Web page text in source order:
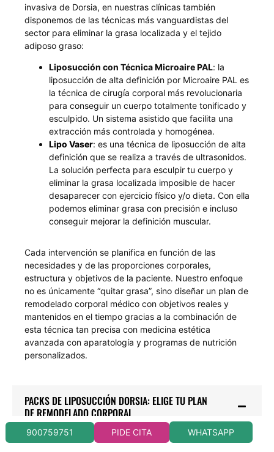
invasiva de Dorsia, en nuestras clínicas también
disponemos de las técnicas más vanguardistas del
sector para eliminar la grasa localizada y el tejido
adiposo graso:
Liposucción con Técnica Microaire PAL: la
liposucción de alta definición por Microaire PAL es
la técnica de cirugía corporal más revolucionaria
para conseguir un cuerpo totalmente tonificado y
esculpido. Un sistema asistido que facilita una
extracción más controlada y homogénea.
Lipo Vaser: es una técnica de liposucción de alta
definición que se realiza a través de ultrasonidos.
La solución perfecta para esculpir tu cuerpo y
eliminar la grasa localizada imposible de hacer
desaparecer con ejercicio físico y/o dieta. Con ella
podemos eliminar grasa con precisión e incluso
conseguir mejorar la definición muscular.
Cada intervención se planifica en función de las
necesidades y de las proporciones corporales,
estructura y objetivos de la paciente. Nuestro enfoque
no es únicamente “quitar grasa”, sino diseñar un plan de
remodelado corporal médico con objetivos reales y
mantenidos en el tiempo gracias a la combinación de
esta técnica tan precisa con medicina estética
avanzada con aparatología y programas de nutrición
personalizados.
PACKS DE LIPOSUCCIÓN DORSIA: ELIGE TU PLAN
DE REMODELADO CORPORAL